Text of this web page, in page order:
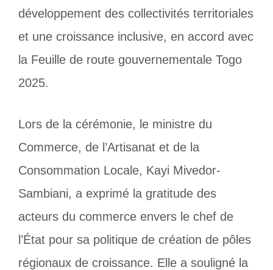
développement des collectivités territoriales
et une croissance inclusive, en accord avec
la Feuille de route gouvernementale Togo
2025.
Lors de la cérémonie, le ministre du
Commerce, de l’Artisanat et de la
Consommation Locale, Kayi Mivedor-
Sambiani, a exprimé la gratitude des
acteurs du commerce envers le chef de
l’État pour sa politique de création de pôles
régionaux de croissance. Elle a souligné la